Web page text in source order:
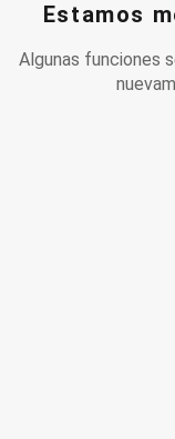
Estamos
Algunas funciones